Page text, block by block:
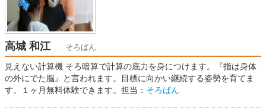
高城 和江 そろばん
見えない計算機 そろ暗算で計算の底力を身につけます。『指は身体
の外にでた脳』と言われます。目標に向かい継続する姿勢を育てま
す。１ヶ月無料体験できます。担当： そろばん